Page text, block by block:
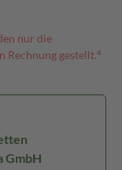
nur die
Rechnung gestellt.⁴
GmbH